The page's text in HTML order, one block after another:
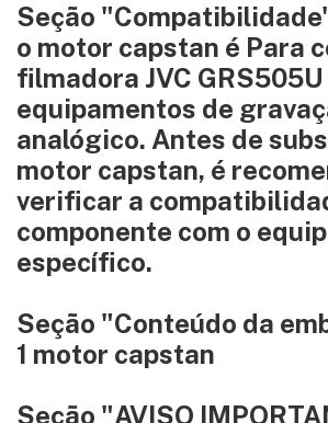
Seção
o motor capstan é Para
filmadora JVC
equipamentos de
analógico. Antes de
motor capstan, é
verificar a
componente com o
específico.
Seção "Conteúdo da
1 motor capstan
Seção "AVISO